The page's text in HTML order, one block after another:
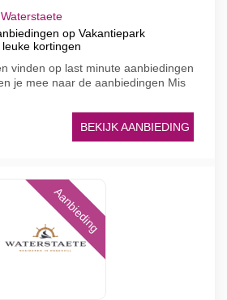
op Vakantiepark
kortingen
vinden op last minute aanbiedingen
je mee naar de aanbiedingen Mis
BEKIJK AANBIEDING
Aanbieding